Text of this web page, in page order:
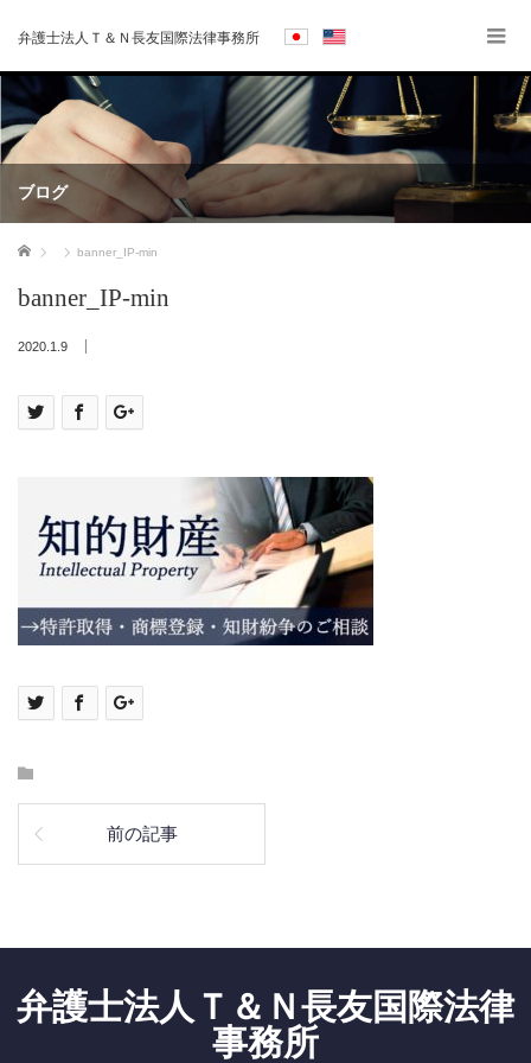
弁護士法人Ｔ＆Ｎ長友国際法律事務所
ブログ
ホーム banner_IP-min
banner_IP-min
2020.1.9
前の記事
弁護士法人Ｔ＆Ｎ長友国際法律
事務所